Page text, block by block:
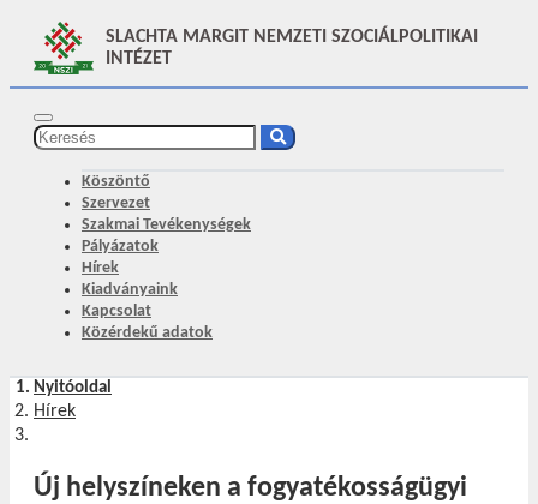
SLACHTA MARGIT NEMZETI SZOCIÁLPOLITIKAI
INTÉZET
Köszöntő
Szervezet
Szakmai Tevékenységek
Pályázatok
Hírek
Kiadványaink
Kapcsolat
Közérdekű adatok
Nyitóoldal
Hírek
Új helyszíneken a fogyatékosságügyi